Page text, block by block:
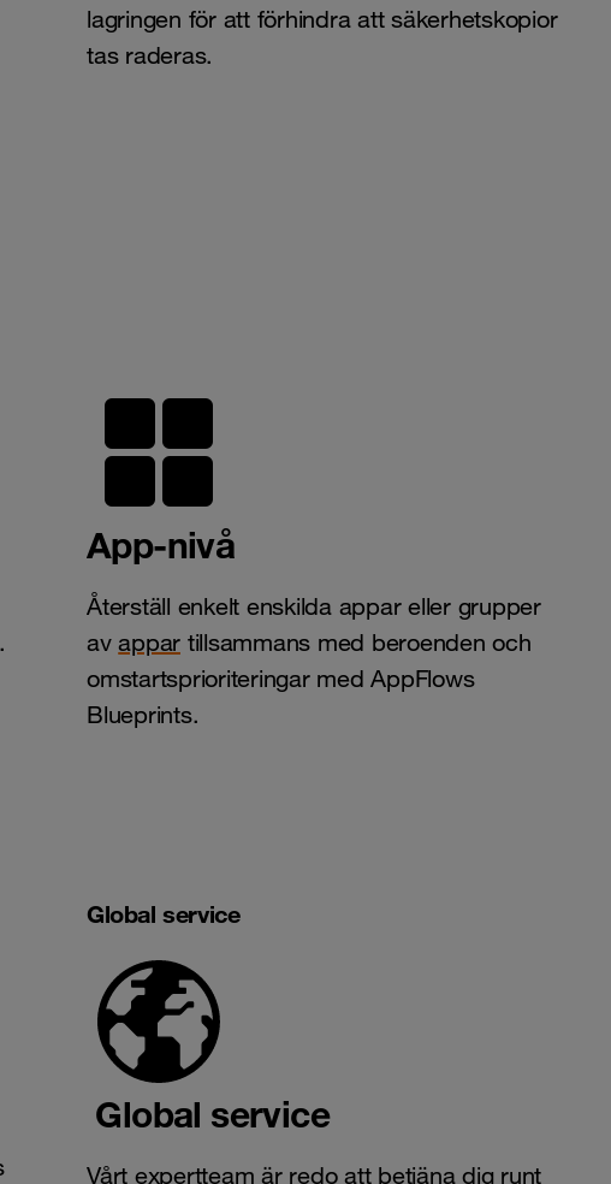
lagringen för att förhindra att säkerhetskopior
tas raderas.
App-nivå
Återställ enkelt enskilda appar eller grupper
avappar tillsammans med beroenden och
omstartsprioriteringar med AppFlows
Blueprints.
Global service
Global service
Vårt expertteam är redo att betjäna dig runt